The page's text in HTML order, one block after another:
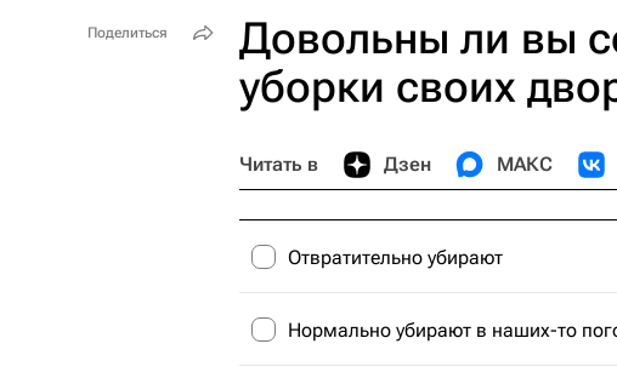
Довольны ли вы
уборки своих
Читать в Дзен МАКС
Отвратительно убирают
Нормально убирают в наших-то
Поделиться